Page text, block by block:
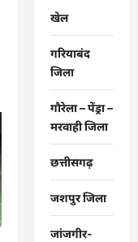
खेल
गरियाबंद
जिला
गौरेला – पेंड्रा –
मरवाही जिला
छत्तीसगढ़
जशपुर जिला
जांजगीर-